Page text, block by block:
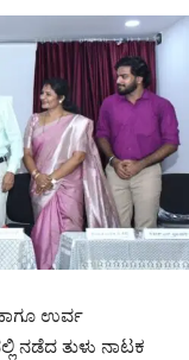
ಉರ್ವ
ತುಳು ನಾಟಕ